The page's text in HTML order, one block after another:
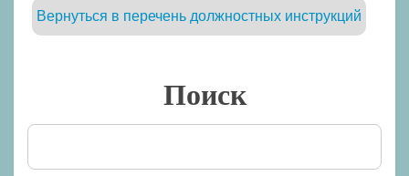
Вернуться в перечень должностных инструкций
Поиск